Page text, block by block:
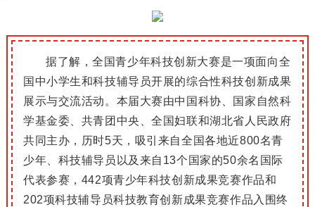
据了解，全国青少年科技创新大赛是一项面向全
国中小学生和科技辅导员开展的综合性科技创新成果
展示与交流活动。 本届大赛由中国科协、国家自然科
学基金委、共青团中央、全国妇联和湖北省人民政府
共同主办，历时5天，吸引来自全国各地近800名青
少年、科技辅导员以及来自13个国家的50余名国际
代表参赛，442项青少年科技创新成果竞赛作品和
202项科技辅导员科技教育创新成果竞赛作品入围终